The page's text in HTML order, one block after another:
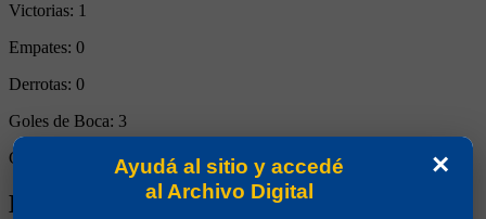
Victorias: 1
Empates: 0
Derrotas: 0
Goles de Boca: 3
Goles rivales:
Biografía de Raúl Armando Savoy
×
Ayudá al sitio y accedé
al Archivo Digital